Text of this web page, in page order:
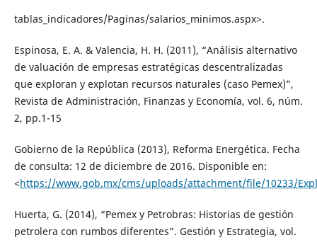
tablas_indicadores/Paginas/salarios_minimos.aspx>.
Espinosa, E. A. & Valencia, H. H. (2011), “Análisis alternativo
de valuación de empresas estratégicas descentralizadas
que exploran y explotan recursos naturales (caso Pemex)”,
Revista de Administración, Finanzas y Economía, vol. 6, núm.
2, pp.1-15
Gobierno de la República (2013), Reforma Energética. Fecha
de consulta: 12 de diciembre de 2016. Disponible en:
<https://www.gob.mx/cms/uploads/attachment/file/10233/
Huerta, G. (2014), “Pemex y Petrobras: Historias de gestión
petrolera con rumbos diferentes”. Gestión y Estrategia, vol.